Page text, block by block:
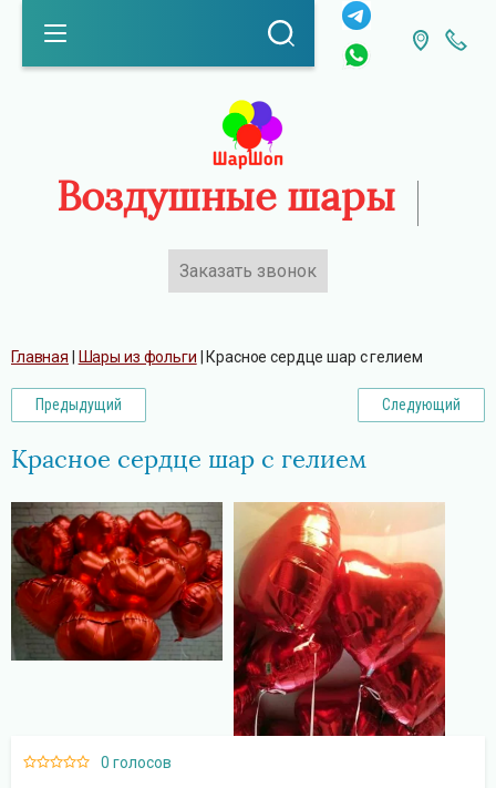
Воздушные шары
Заказать звонок
Поиск
Главная Шары из фольги Красное сердце шар с гелием
Предыдущий Следующий
Красное сердце шар с гелием
0 голосов